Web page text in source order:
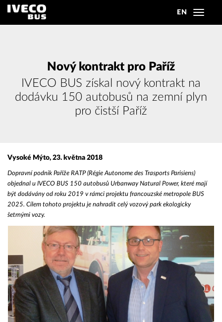
EN
Toggle
Nový kontrakt pro Paříž
IVECO BUS získal nový kontrakt na
dodávku 150 autobusů na zemní plyn
pro čistší Paříž
Vysoké Mýto, 23. května 2018
Dopravní podnik Paříže RATP (Régie Autonome des Trasports Parisiens)
objednal u IVECO BUS 150 autobusů Urbanway Natural Power, které mají
být dodávány od roku 2019 v rámci projektu francouzské metropole BUS
2025. Cílem tohoto projektu je nahradit celý vozový park ekologicky
šetrnými vozy.